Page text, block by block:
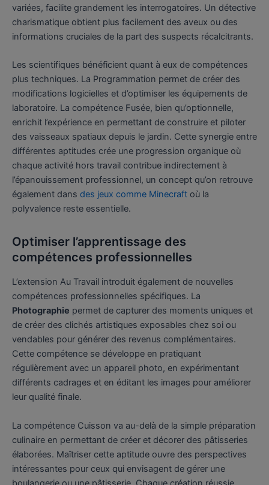
variées, facilite grandement les interrogatoires. Un détective
charismatique obtient plus facilement des aveux ou des
informations cruciales de la part des suspects récalcitrants.
Les scientifiques bénéficient quant à eux de compétences
plus techniques. La Programmation permet de créer des
modifications logicielles et d’optimiser les équipements de
laboratoire. La compétence Fusée, bien qu’optionnelle,
enrichit l’expérience en permettant de construire et piloter
des vaisseaux spatiaux depuis le jardin. Cette synergie entre
différentes aptitudes crée une progression organique où
chaque activité hors travail contribue indirectement à
l’épanouissement professionnel, un concept qu’on retrouve
également dans des jeux comme Minecraft où la
polyvalence reste essentielle.
Optimiser l’apprentissage des
compétences professionnelles
L’extension Au Travail introduit également de nouvelles
compétences professionnelles spécifiques. La
Photographie permet de capturer des moments uniques et
de créer des clichés artistiques exposables chez soi ou
vendables pour générer des revenus complémentaires.
Cette compétence se développe en pratiquant
régulièrement avec un appareil photo, en expérimentant
différents cadrages et en éditant les images pour améliorer
leur qualité finale.
La compétence Cuisson va au-delà de la simple préparation
culinaire en permettant de créer et décorer des pâtisseries
élaborées. Maîtriser cette aptitude ouvre des perspectives
intéressantes pour ceux qui envisagent de gérer une